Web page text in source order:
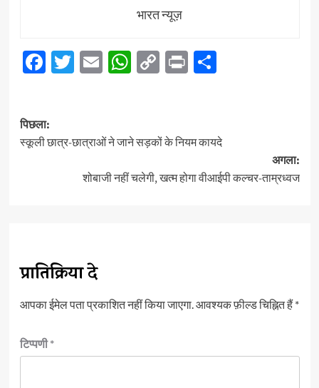
भारत न्यूज़
Facebook
Twitter
EmailWhatsApp
Copy
PrintShare
पोस्ट
नेविगेशन
पिछला:
स्कूली छात्र-छात्राओं ने जाने सड़कों के नियम कायदे
अगला:
शोबाजी नहीं चलेगी, खत्म होगा वीआईपी कल्चर-ताम्रध्वज
प्रातिक्रिया दे
आपका ईमेल पता प्रकाशित नहीं किया जाएगा.आवश्यक फ़ील्ड चिह्नित हैं*
टिप्पणी*